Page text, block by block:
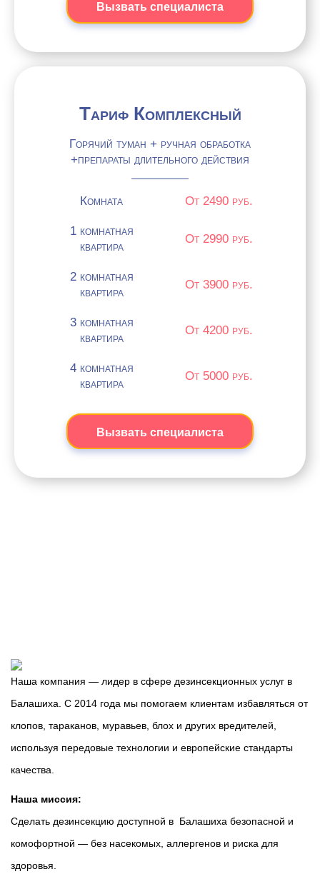
Вызвать специалиста
Тариф Комплексный
Горячий туман + ручная обработка
+препараты длительного действия
Комната От 2490 руб.
1 комнатная
квартира
От 2990 руб.
2 комнатная
квартира
От 3900 руб.
3 комнатная
квартира
От 4200 руб.
4 комнатная
квартира
От 5000 руб.
Вызвать специалиста
Наша компания — лидер в сфере дезинсекционных услуг в
Балашиха. С 2014 года мы помогаем клиентам избавляться от
клопов, тараканов, муравьев, блох и других вредителей,
используя передовые технологии и европейские стандарты
качества.
Наша миссия:
Сделать дезинсекцию доступной в Балашиха безопасной и
комофортной — без насекомых, аллергенов и риска для
здоровья.